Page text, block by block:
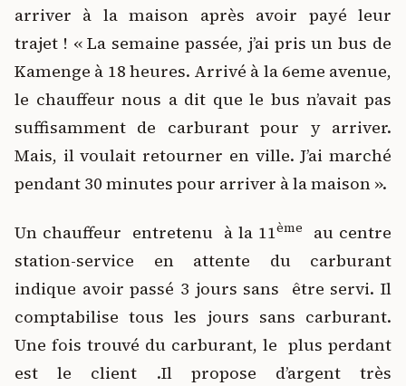
arriver à la maison après avoir payé leur
trajet ! « La semaine passée, j’ai pris un bus de
Kamenge à 18 heures. Arrivé à la 6eme avenue,
le chauffeur nous a dit que le bus n’avait pas
suffisamment de carburant pour y arriver.
Mais, il voulait retourner en ville. J’ai marché
pendant 30 minutes pour arriver à la maison ».
Un chauffeur entretenu à la 11ème
au centre
station-service en attente du carburant
indique avoir passé 3 jours sans être servi. Il
comptabilise tous les jours sans carburant.
Une fois trouvé du carburant, le plus perdant
est le client .Il propose d’argent très